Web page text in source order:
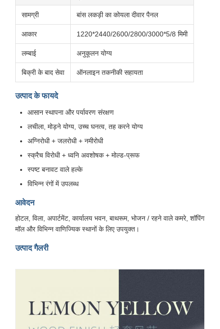
सामग्री बांस लकड़ी का कोयला दीवार पैनल
आकार 1220*2440/2600/2800/3000*5/8 मिमी
लम्बाई अनुकूलन योग्य
बिक्री के बाद सेवा ऑनलाइन तकनीकी सहायता
उत्पाद के फायदे
आसान स्थापना और पर्यावरण संरक्षण
लचीला, मोड़ने योग्य, उच्च घनत्व, तह करने योग्य
अग्निरोधी + जलरोधी + नमीरोधी
स्क्रैच विरोधी + ध्वनि अवशोषक + मोल्ड-प्रूफ
स्पष्ट बनावट वाले हल्के
विभिन्न रंगों में उपलब्ध
आवेदन
होटल, विला, अपार्टमेंट, कार्यालय भवन, बाथरूम, भोजन / रहने वाले कमरे, शॉपिंग
मॉल और विभिन्न वाणिज्यिक स्थानों के लिए उपयुक्त।
उत्पाद गैलरी